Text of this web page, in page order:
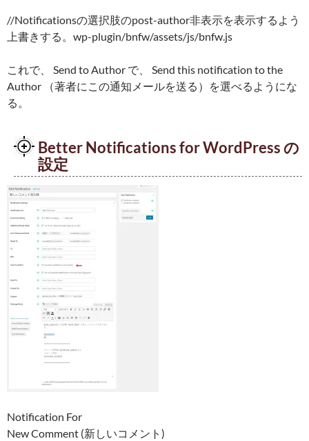
//Notificationsの選択肢のpost-author非表示を表示するよう
上書きする。wp-plugin/bnfw/assets/js/bnfw.js
これで、 Send to Author で、 Send this notification to the
Author （著者にこの通知メールを送る）を選べるようにな
る。
Better Notifications for WordPress の
設定
Notification For
New Comment (新しいコメント)